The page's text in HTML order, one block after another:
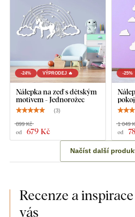
-24% VÝPRODEJ 🔥
Nálepka na zeď s dětským
motivem - Jednorožec
(3)
od 679 Kč
899 Kč
-25%
od
1 049
Načíst další
Recenze a
vás